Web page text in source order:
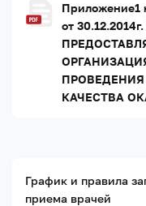
График и правила
приема врачей
Приложение1
от
КАЧЕСТВА